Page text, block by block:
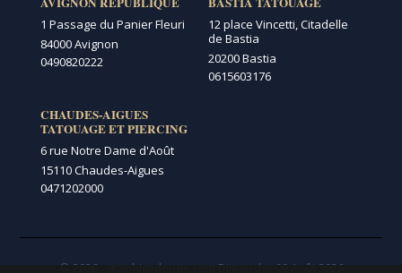
1 Passage du Panier Fleuri
84000 Avignon
0490820222
CHAUDES-AIGUES
TATOUAGE ET PIERCING
6 rue Notre Dame d'Août
15110 Chaudes-Aigues
0471202000
12 place Vincetti, Citadelle
de Bastia
20200 Bastia
0615603176
© 2026 - graphicaderme.com Dimanche 09 Août 2026